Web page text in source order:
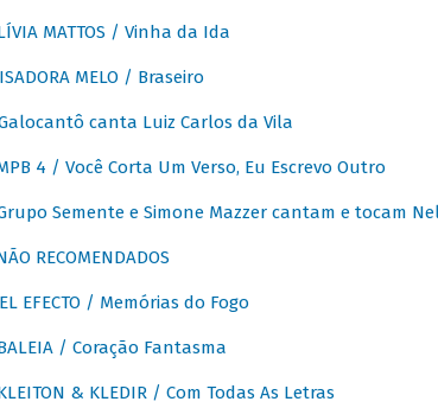
MATTOS / Vinha da Ida
ISADORA MELO / Braseiro
canta Luiz Carlos da Vila
4 / Você Corta Um Verso, Eu Escrevo Outro
Semente e Simone Mazzer cantam e tocam
RECOMENDADOS
EL EFECTO / Memórias do Fogo
/ Coração Fantasma
& KLEDIR / Com Todas As Letras